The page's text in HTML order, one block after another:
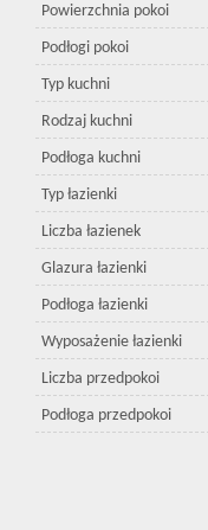
Powierzchnia pokoi
Podłogi pokoi
Typ kuchni
Rodzaj kuchni
Podłoga kuchni
Typ łazienki
Liczba łazienek
Glazura łazienki
Podłoga łazienki
Wyposażenie łazienki
Liczba przedpokoi
Podłoga przedpokoi